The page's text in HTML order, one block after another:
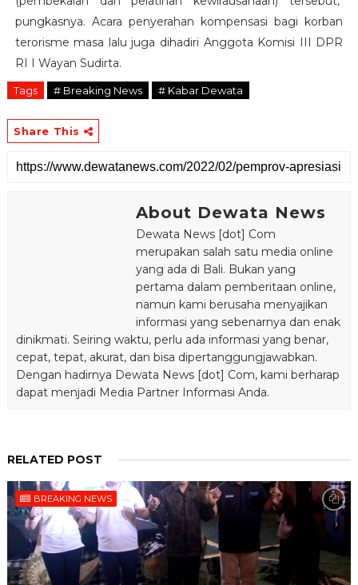
pungkasnya. Acara penyerahan kompensasi bagi korban
terorisme masa lalu juga dihadiri Anggota Komisi III DPR
RI I Wayan Sudirta.
Tags # Breaking News # Kabar Dewata
Share This
About Dewata News
Dewata News [dot] Com
merupakan salah satu media online
yang ada di Bali. Bukan yang
pertama dalam pemberitaan online,
namun kami berusaha menyajikan
informasi yang sebenarnya dan enak
dinikmati. Seiring waktu, perlu ada informasi yang benar,
cepat, tepat, akurat, dan bisa dipertanggungjawabkan.
Dengan hadirnya Dewata News [dot] Com, kami berharap
dapat menjadi Media Partner Informasi Anda.
RELATED POST
BREAKING NEWS